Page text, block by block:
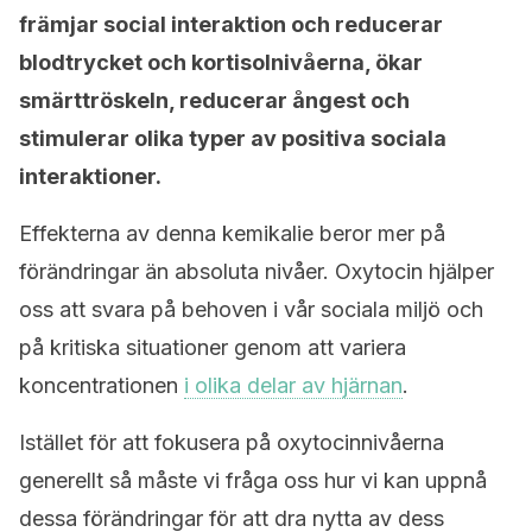
främjar social interaktion och reducerar
blodtrycket och kortisolnivåerna, ökar
smärttröskeln, reducerar ångest och
stimulerar olika typer av positiva sociala
interaktioner.
Effekterna av denna kemikalie beror mer på
förändringar än absoluta nivåer. Oxytocin hjälper
oss att svara på behoven i vår sociala miljö och
på kritiska situationer genom att variera
koncentrationen i olika delar av hjärnan.
Istället för att fokusera på oxytocinnivåerna
generellt så måste vi fråga oss hur vi kan uppnå
dessa förändringar för att dra nytta av dess